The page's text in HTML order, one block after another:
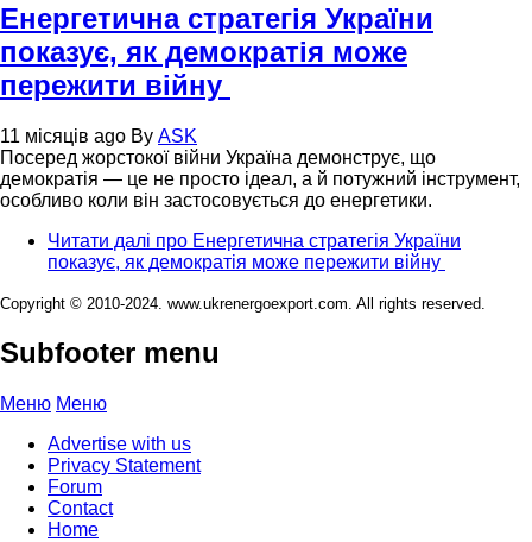
Енергетична стратегія України
показує, як демократія може
пережити війну
11 місяців ago By ASK
Посеред жорстокої війни Україна демонструє, що
демократія — це не просто ідеал, а й потужний інструмент,
особливо коли він застосовується до енергетики.
Читати далі про Енергетична стратегія України
показує, як демократія може пережити війну
Copyright © 2010-2024. www.ukrenergoexport.com. All rights reserved.
Subfooter menu
Меню Меню
Advertise with us
Privacy Statement
Forum
Contact
Home